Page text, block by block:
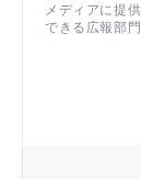
メディアに提
できる広報部